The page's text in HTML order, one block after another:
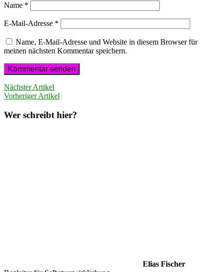
Name *
E-Mail-Adresse *
Name, E-Mail-Adresse und Website in diesem Browser für
meinen nächsten Kommentar speichern.
Nächster Artikel
Vorheriger Artikel
Wer schreibt hier?
Elias Fischer